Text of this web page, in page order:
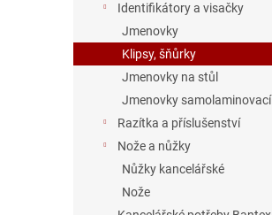
Identifikátory a visačky
Jmenovky
Klipsy, šňůrky
Jmenovky na stůl
Jmenovky samolaminovací
Razítka a příslušenství
Nože a nůžky
Nůžky kancelářské
Nože